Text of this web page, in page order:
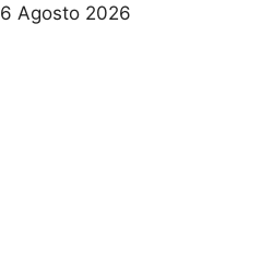
6 Agosto 2026